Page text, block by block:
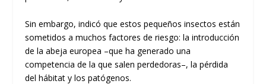
Sin embargo, indicó que estos pequeños insectos están
sometidos a muchos factores de riesgo: la introducción
de la abeja europea –que ha generado una
competencia de la que salen perdedoras–, la pérdida
del hábitat y los patógenos.